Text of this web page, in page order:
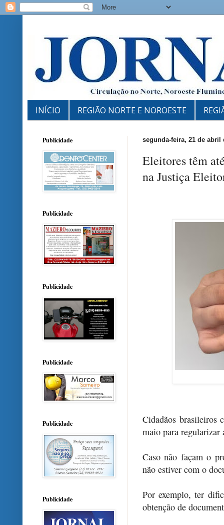
INÍCIO REGIÃO NORTE E NOROESTE
segunda-feira, 21 de abril
Eleitores têm
na Justiça
Cidadãos brasileiros
maio para regularizar
Caso não façam o
não estiver com o
Por exemplo, ter
obtenção de
Publicidade
Publicidade
Publicidade
Publicidade
Publicidade
Publicidade